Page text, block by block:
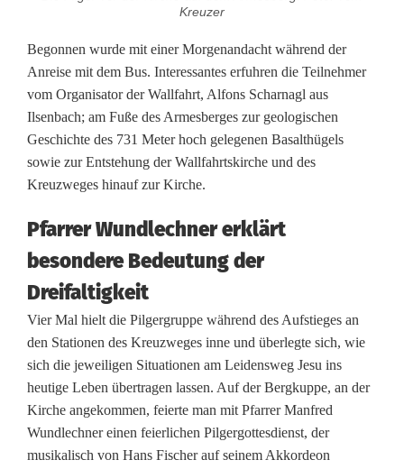
e
m
e
i
n
c
h
a
f
t
P
ü
Kreuzer
Begonnen wurde mit einer Morgenandacht während der
Anreise mit dem Bus. Interessantes erfuhren die Teilnehmer
vom Organisator der Wallfahrt, Alfons Scharnagl aus
Ilsenbach; am Fuße des Armesberges zur geologischen
Geschichte des 731 Meter hoch gelegenen Basalthügels
sowie zur Entstehung der Wallfahrtskirche und des
Kreuzweges hinauf zur Kirche.
Pfarrer Wundlechner erklärt
besondere Bedeutung der
Dreifaltigkeit
Vier Mal hielt die Pilgergruppe während des Aufstieges an
den Stationen des Kreuzweges inne und überlegte sich, wie
sich die jeweiligen Situationen am Leidensweg Jesu ins
heutige Leben übertragen lassen. Auf der Bergkuppe, an der
Kirche angekommen, feierte man mit Pfarrer Manfred
Wundlechner einen feierlichen Pilgergottesdienst, der
musikalisch von Hans Fischer auf seinem Akkordeon